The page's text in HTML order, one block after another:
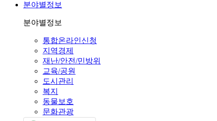
분야별정보
분야별정보
통합온라인신청
지역경제
재난/안전/민방위
교육/공원
도시관리
복지
동물보호
문화관광